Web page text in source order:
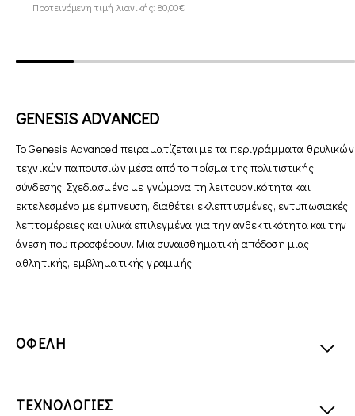
Προτεινόμενη τιμή λιανικής: 80,00€
GENESIS ADVANCED
Το Genesis Advanced πειραματίζεται με τα περιγράμματα θρυλικών
τεχνικών παπουτσιών μέσα από το πρίσμα της πολιτιστικής
σύνδεσης. Σχεδιασμένο με γνώμονα τη λειτουργικότητα και
εκτελεσμένο με έμπνευση, διαθέτει εκλεπτυσμένες, εντυπωσιακές
λεπτομέρειες και υλικά επιλεγμένα για την ανθεκτικότητα και την
άνεση που προσφέρουν. Μια συναισθηματική απόδοση μιας
αθλητικής, εμβληματικής γραμμής.
ΟΦΕΛΗ
ΤΕΧΝΟΛΟΓΙΕΣ